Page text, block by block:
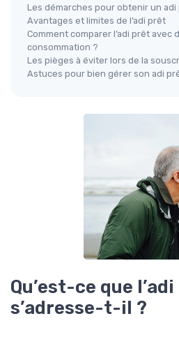
Les démarches pour obtenir un adi
Avantages et limites de l’adi prêt
Comment comparer l’adi prêt avec
consommation ?
Les pièges à éviter lors de la
Astuces pour bien gérer son adi
Qu’est-ce que
s’adresse-t-il ?